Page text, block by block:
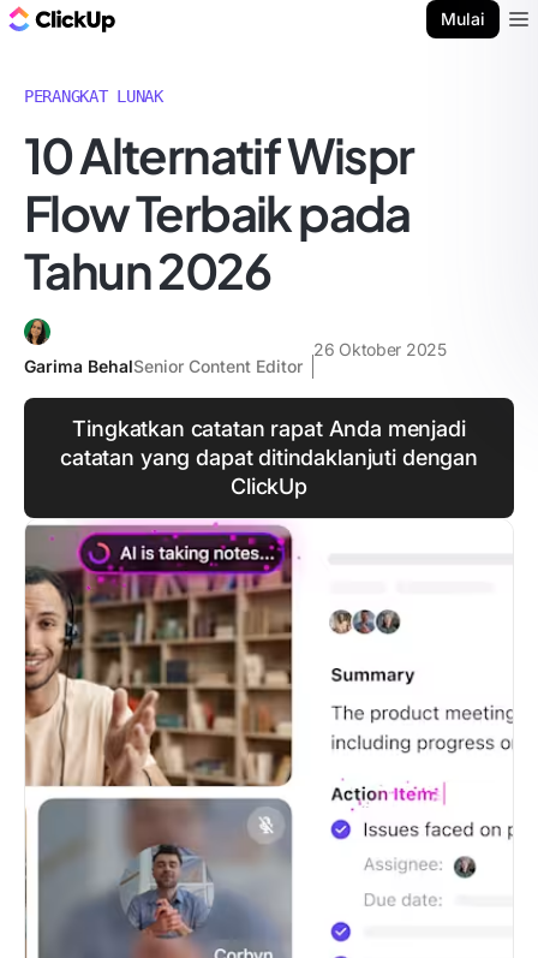
Mulai
PERANGKAT LUNAK
10 Alternatif Wispr
Flow Terbaik pada
Tahun 2026
Garima BehalSenior Content Editor
26 Oktober 2025
Tingkatkan catatan rapat Anda menjadi
catatan yang dapat ditindaklanjuti dengan
ClickUp